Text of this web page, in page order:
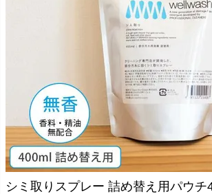
シミ取りスプレー 詰め替え用パウチ